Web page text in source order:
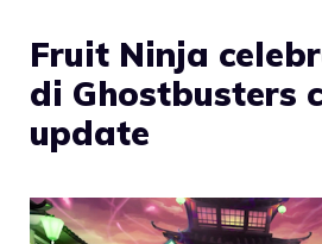
Fruit Ninja
di Ghostbusters
update